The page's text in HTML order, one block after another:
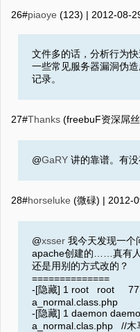
26#piaoye (123) | 2012-08-
文件多的话，分析行为
一些常见服务器漏洞伪
记录。
27#Thanks (freebuF资深屌
@GaRY 讲的靠谱。有
28#horseluke (微碌) | 2012-
@xsser 我今天发现一个
apache创建的……真有
还是用别的方式改的？
==============
-[隐藏] 1 root root
a_normal.class.php
-[隐藏] 1 daemon
a_normal.clas.php //木